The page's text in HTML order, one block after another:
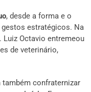
, desde a forma e o
estratégicos. Na
Octavio entremeou
de veterinário,
confraternizar